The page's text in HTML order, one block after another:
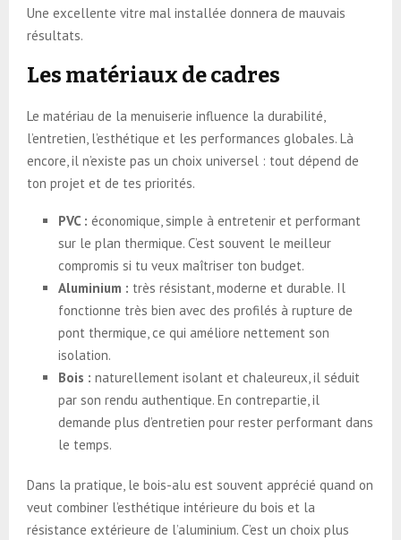
Une excellente vitre mal installée donnera de mauvais
résultats.
Les matériaux de cadres
Le matériau de la menuiserie influence la durabilité,
l’entretien, l’esthétique et les performances globales. Là
encore, il n’existe pas un choix universel : tout dépend de
ton projet et de tes priorités.
PVC : économique, simple à entretenir et performant
sur le plan thermique. C’est souvent le meilleur
compromis si tu veux maîtriser ton budget.
Aluminium : très résistant, moderne et durable. Il
fonctionne très bien avec des profilés à rupture de
pont thermique, ce qui améliore nettement son
isolation.
Bois : naturellement isolant et chaleureux, il séduit
par son rendu authentique. En contrepartie, il
demande plus d’entretien pour rester performant dans
le temps.
Dans la pratique, le bois-alu est souvent apprécié quand on
veut combiner l’esthétique intérieure du bois et la
résistance extérieure de l’aluminium. C’est un choix plus